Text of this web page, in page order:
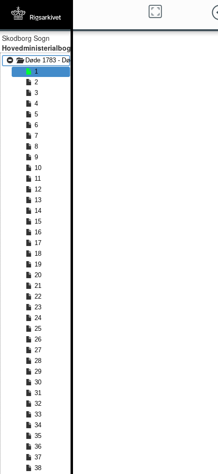
Skodborg Sogn
Hovedministerialbog
Døde 1783 - Døde 1819
1
2
3
4
5
6
7
8
9
10
11
12
13
14
15
16
17
18
19
20
21
22
23
24
25
26
27
28
29
30
31
32
33
34
35
36
37
38